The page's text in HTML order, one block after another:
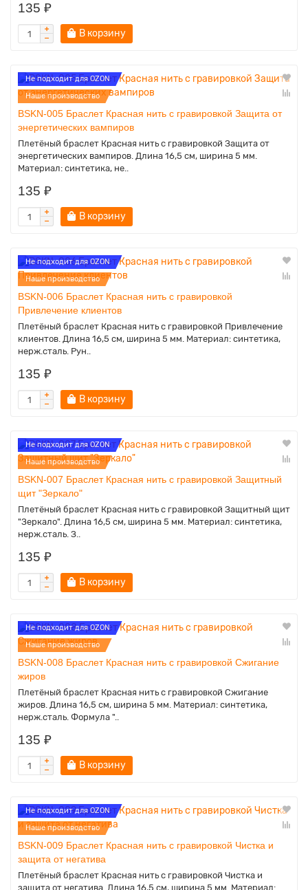
135 ₽
В корзину
Не подходит для OZON
Наше производство
BSKN-005 Браслет Красная нить с гравировкой Защита от
энергетических вампиров
Плетёный браслет Красная нить с гравировкой Защита от
энергетических вампиров. Длина 16,5 см, ширина 5 мм.
Материал: синтетика, не..
135 ₽
В корзину
Не подходит для OZON
Наше производство
BSKN-006 Браслет Красная нить с гравировкой
Привлечение клиентов
Плетёный браслет Красная нить с гравировкой Привлечение
клиентов. Длина 16,5 см, ширина 5 мм. Материал: синтетика,
нерж.сталь. Рун..
135 ₽
В корзину
Не подходит для OZON
Наше производство
BSKN-007 Браслет Красная нить с гравировкой Защитный
щит "Зеркало"
Плетёный браслет Красная нить с гравировкой Защитный щит
"Зеркало". Длина 16,5 см, ширина 5 мм. Материал: синтетика,
нерж.сталь. З..
135 ₽
В корзину
Не подходит для OZON
Наше производство
BSKN-008 Браслет Красная нить с гравировкой Сжигание
жиров
Плетёный браслет Красная нить с гравировкой Сжигание
жиров. Длина 16,5 см, ширина 5 мм. Материал: синтетика,
нерж.сталь. Формула "..
135 ₽
В корзину
Не подходит для OZON
Наше производство
BSKN-009 Браслет Красная нить с гравировкой Чистка и
защита от негатива
Плетёный браслет Красная нить с гравировкой Чистка и
защита от негатива. Длина 16,5 см, ширина 5 мм. Материал: